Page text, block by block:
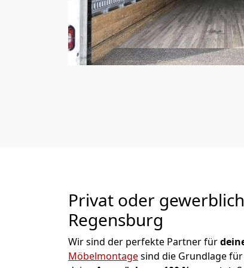
Privat oder
Regensburg
Wir sind der perfekte Partner für
Möbelmontagesind die Grundlage